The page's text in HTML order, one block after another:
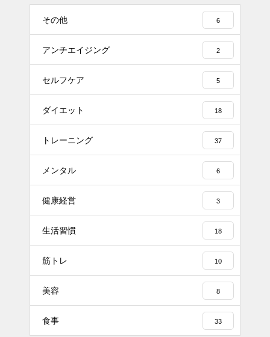
その他 6
アンチエイジング 2
セルフケア 5
ダイエット 18
トレーニング 37
メンタル 6
健康経営 3
生活習慣 18
筋トレ 10
美容 8
食事 33